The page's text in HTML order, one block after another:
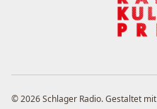
© 2026 Schlager Radio. Gestaltet mit